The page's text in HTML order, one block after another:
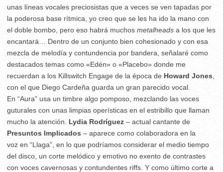
unas líneas vocales preciosistas que a veces se ven tapadas por
la poderosa base rítmica, yo creo que se les ha ido la mano con
el doble bombo, pero eso habrá muchos metalheads a los que les
encantará… Dentro de un conjunto bien cohesionado y con esa
mezcla de melodía y contundencia por bandera, señalaré como
destacados temas como «Edén» o «Placebo» donde me
recuerdan a los Killswitch Engage de la época de Howard Jones
con el que Diego Cardeña guarda un gran parecido vocal.
En “Aura” usa un timbre algo pomposo, mezclando las voces
guturales con unas limpias operísticas en el estribillo que llaman
mucho la atención. Lydia Rodríguez – actual cantante de
Presuntos Implicados – aparece como colaboradora en la
voz en “Llaga”, en lo que podríamos considerar el medio tiempo
del disco, un corte melódico y emotivo no exento de contrastes
con voces cavernosas y contundentes riffs. Y como último corte a